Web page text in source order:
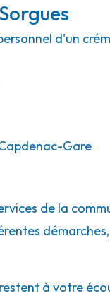
d'un
Gare
de la
à votre